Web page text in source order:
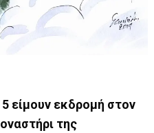
είμουν εκδρομή στον
της